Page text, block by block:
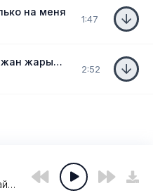
на меня
1:47
Айналайын қашан сені жан жарым деп жар салам
2:52
RYSO, Шиза, Ирина Кайратовна